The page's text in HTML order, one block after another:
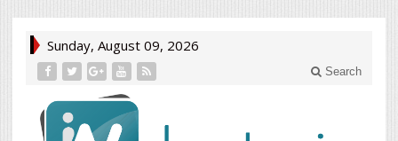
Sunday, August 09, 2026
Search